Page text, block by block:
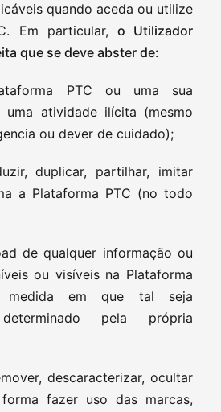
quando aceda ou utilize
Em particular, o Utilizador
que se deve abster de:
PTC ou uma sua
uma atividade ilícita (mesmo
ou dever de cuidado);
duplicar, partilhar, imitar
a Plataforma PTC (no todo
de qualquer informação ou
ou visíveis na Plataforma
medida em que tal seja
determinado pela própria
descaracterizar, ocultar
fazer uso das marcas,